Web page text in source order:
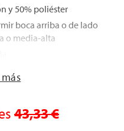
y 50% poliéster
boca arriba o de lado
o media-alta
43,33 €